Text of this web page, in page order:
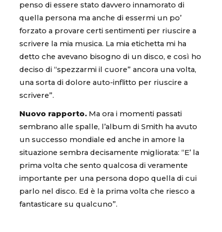
penso di essere stato davvero innamorato di
quella persona ma anche di essermi un po’
forzato a provare certi sentimenti per riuscire a
scrivere la mia musica. La mia etichetta mi ha
detto che avevano bisogno di un disco, e così ho
deciso di “spezzarmi il cuore” ancora una volta,
una sorta di dolore auto-inflitto per riuscire a
scrivere”.
Nuovo rapporto. Ma ora i momenti passati
sembrano alle spalle, l’album di Smith ha avuto
un successo mondiale ed anche in amore la
situazione sembra decisamente migliorata: “E’ la
prima volta che sento qualcosa di veramente
importante per una persona dopo quella di cui
parlo nel disco. Ed è la prima volta che riesco a
fantasticare su qualcuno”.